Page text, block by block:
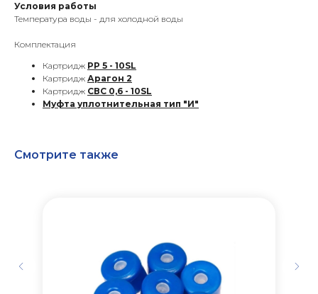
Условия работы
Температура воды - для холодной воды
Комплектация
Картридж PP 5 - 10SL
Картридж Арагон 2
Картридж СВС 0,6 - 10SL
Муфта уплотнительная тип "И"
Смотрите также